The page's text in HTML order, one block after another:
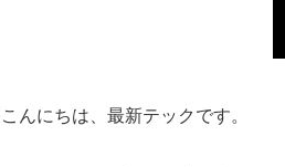
こんにちは、最新テックです。